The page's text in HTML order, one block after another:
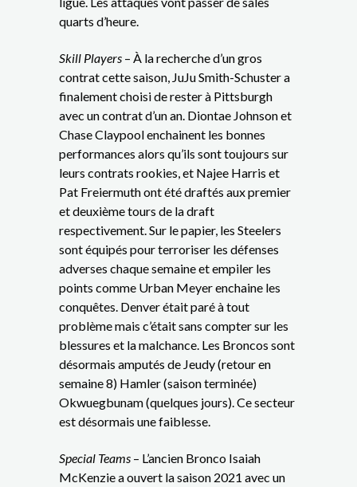
quarts d’heure.
Skill Players – À la recherche d’un gros
contrat cette saison, JuJu Smith-Schuster a
finalement choisi de rester à Pittsburgh
avec un contrat d’un an. Diontae Johnson et
Chase Claypool enchainent les bonnes
performances alors qu’ils sont toujours sur
leurs contrats rookies, et Najee Harris et
Pat Freiermuth ont été draftés aux premier
et deuxième tours de la draft
respectivement. Sur le papier, les Steelers
sont équipés pour terroriser les défenses
adverses chaque semaine et empiler les
points comme Urban Meyer enchaine les
conquêtes. Denver était paré à tout
problème mais c’était sans compter sur les
blessures et la malchance. Les Broncos sont
désormais amputés de Jeudy (retour en
semaine 8) Hamler (saison terminée)
Okwuegbunam (quelques jours). Ce secteur
est désormais une faiblesse.
Special Teams – L’ancien Bronco Isaiah
McKenzie a ouvert la saison 2021 avec un